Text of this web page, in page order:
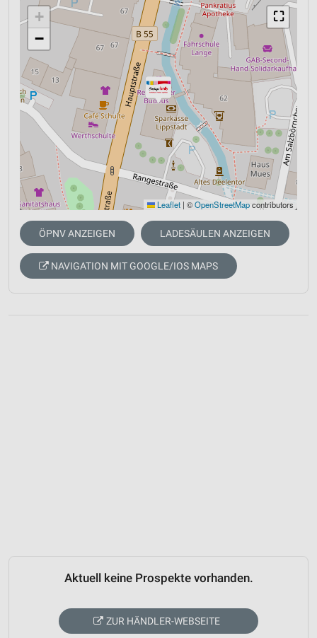
⛶
+
−
Leaflet | ©OpenStreetMapcontributors
ÖPNV ANZEIGEN LADESÄULEN ANZEIGEN
NAVIGATION MIT GOOGLE/IOS MAPS
Aktuell keine Prospekte vorhanden.
ZUR HÄNDLER-WEBSEITE